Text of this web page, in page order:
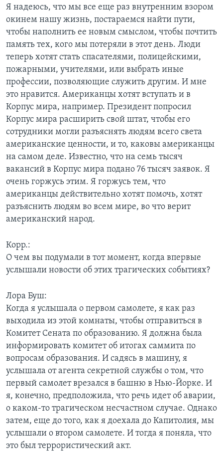
Я надеюсь, что мы все еще раз внутренним взором
окинем нашу жизнь, постараемся найти пути,
чтобы наполнить ее новым смыслом, чтобы почтить
память тех, кого мы потеряли в этот день. Люди
теперь хотят стать спасателями, полицейскими,
пожарными, учителями, или выбрать иные
профессии, позволяющие служить другим. И мне
это нравится. Американцы хотят вступать и в
Корпус мира, например. Президент попросил
Корпус мира расширить свой штат, чтобы его
сотрудники могли разъяснять людям всего света
американские ценности, и то, каковы американцы
на самом деле. Известно, что на семь тысяч
вакансий в Корпус мира подано 76 тысяч заявок. Я
очень горжусь этим. Я горжусь тем, что
американцы действительно хотят помочь, хотят
разъяснить людям во всем мире, во что верит
американский народ.
Корр.:
О чем вы подумали в тот момент, когда впервые
услышали новости об этих трагических событиях?
Лора Буш:
Когда я услышала о первом самолете, я как раз
выходила из этой комнаты, чтобы отправиться в
Комитет Сената по образованию. Я должна была
информировать комитет об итогах саммита по
вопросам образования. И садясь в машину, я
услышала от агента секретной службы о том, что
первый самолет врезался в башню в Нью-Йорке. И
я, конечно, предположила, что речь идет об аварии,
о каком-то трагическом несчастном случае. Однако
затем, еще до того, как я доехала до Капитолия, мы
услышали о втором самолете. И тогда я поняла, что
это был террористический акт.